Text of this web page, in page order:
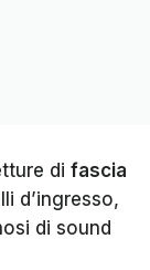
di fascia
d’ingresso,
di sound